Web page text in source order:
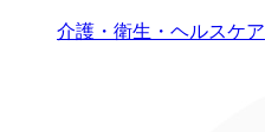
介護・衛生・ヘルスケア